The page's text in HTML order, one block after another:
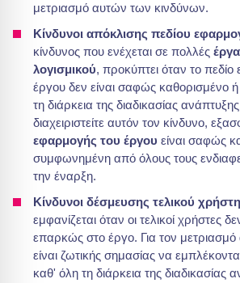
μετριασμό αυτών των κινδύνων.
Κίνδυνοι απόκλισης πεδίου
κίνδυνος που ενέχεται σε πολλές
λογισμικού, προκύπτει όταν το
έργου δεν είναι σαφώς καθορισμένο
τη διάρκεια της διαδικασίας
διαχειριστείτε αυτόν τον κίνδυνο,
εφαρμογής του έργου είναι σαφώς
συμφωνημένη από όλους τους
την έναρξη.
Κίνδυνοι δέσμευσης τελικού χρήστη
εμφανίζεται όταν οι τελικοί χρήστες
επαρκώς στο έργο. Για τον μετριασμό
είναι ζωτικής σημασίας να
καθ' όλη τη διάρκεια της διαδικασίας